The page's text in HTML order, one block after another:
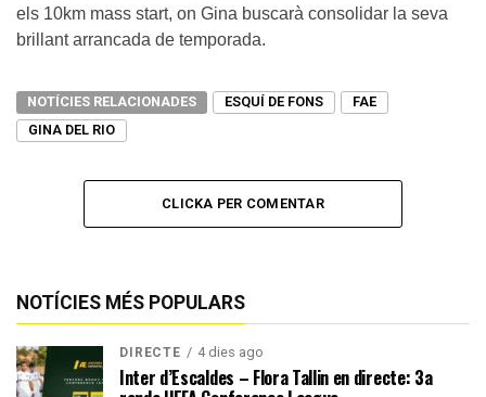
els 10km mass start, on Gina buscarà consolidar la seva
brillant arrancada de temporada.
NOTÍCIES RELACIONADES ESQUÍ DE FONS
FAE
GINA DEL RIO
CLICKA PER COMENTAR
NOTÍCIES MÉS POPULARS
DIRECTE 4 dies ago
Inter d’Escaldes – Flora Tallin en directe: 3a